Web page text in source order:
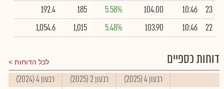
23
10:46
104.00
5.58%
185
192.4
22
10:46
103.90
5.48%
1,015
1,054.6
דוחות כספיים לכל הדוחות
רבעון 4 (2025) רבעון 2 (2025) רבעון 4 (2024)